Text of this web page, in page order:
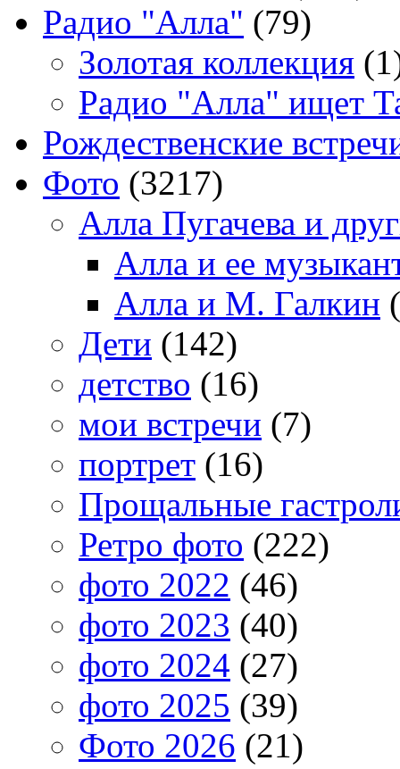
Радио "Алла" (79)
Золотая коллекция
Радио "Алла" ищет
Рождественские
Фото (3217)
Алла Пугачева и
Алла и ее
Алла и М. Галкин
Дети (142)
детство (16)
мои встречи (7)
портрет (16)
Прощальные
Ретро фото (222)
фото 2022 (46)
фото 2023 (40)
фото 2024 (27)
фото 2025 (39)
Фото 2026 (21)